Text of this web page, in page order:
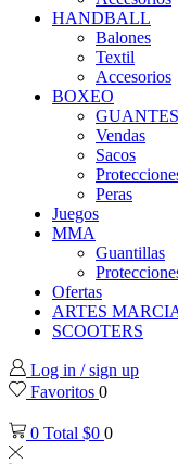
HANDBALL
Balones
Textil
Accesorios
BOXEO
GUANTES
Vendas
Sacos
Peras
Juegos
MMA
Guantillas
Ofertas
ARTES
SCOOTERS
Log in / sign up
Favoritos 0
0 Total $0 0